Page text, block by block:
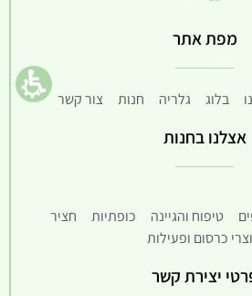
מפת אתר
בלוג גלריה חנות צור קשר
אצלנו בחנות
טיפוח והגיינה כופתיות
חציר
כרסום ופעילות
יצירת קשר